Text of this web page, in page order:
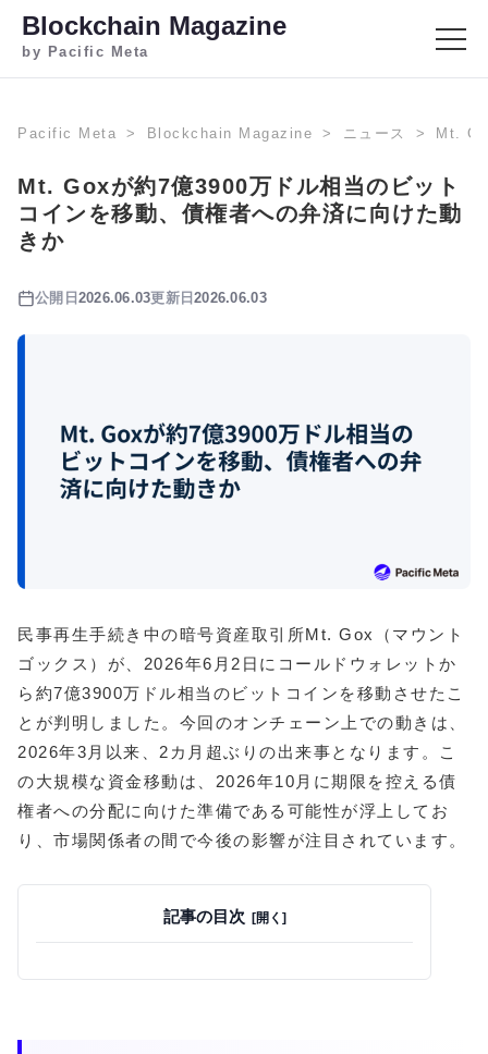
Blockchain Magazine
by Pacific Meta
Pacific Meta Blockchain Magazine ニュース Mt.
Mt. Goxが約7億3900万ドル相当のビット
コインを移動、債権者への弁済に向けた動
きか
公開日 2026.06.03更新日2026.06.03
民事再生手続き中の暗号資産取引所Mt. Gox（マウント
ゴックス）が、2026年6月2日にコールドウォレットか
ら約7億3900万ドル相当のビットコインを移動させたこ
とが判明しました。今回のオンチェーン上での動きは、
2026年3月以来、2カ月超ぶりの出来事となります。こ
の大規模な資金移動は、2026年10月に期限を控える債
権者への分配に向けた準備である可能性が浮上してお
り、市場関係者の間で今後の影響が注目されています。
記事の目次